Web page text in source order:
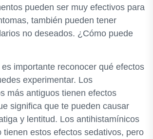
pueden ser muy efectivos para
también pueden tener
no deseados. ¿Cómo puede
importante reconocer qué efectos
experimentar. Los
más antiguos tienen efectos
significa que te pueden causar
y lentitud. Los antihistamínicos
tienen estos efectos sedativos, pero